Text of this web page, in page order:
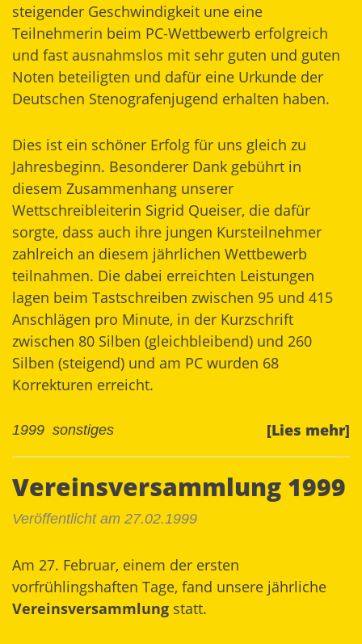
steigender Geschwindigkeit une eine
Teilnehmerin beim PC-Wettbewerb erfolgreich
und fast ausnahmslos mit sehr guten und guten
Noten beteiligten und dafür eine Urkunde der
Deutschen Stenografenjugend erhalten haben.
Dies ist ein schöner Erfolg für uns gleich zu
Jahresbeginn. Besonderer Dank gebührt in
diesem Zusammenhang unserer
Wettschreibleiterin Sigrid Queiser, die dafür
sorgte, dass auch ihre jungen Kursteilnehmer
zahlreich an diesem jährlichen Wettbewerb
teilnahmen. Die dabei erreichten Leistungen
lagen beim Tastschreiben zwischen 95 und 415
Anschlägen pro Minute, in der Kurzschrift
zwischen 80 Silben (gleichbleibend) und 260
Silben (steigend) und am PC wurden 68
Korrekturen erreicht.
[Lies mehr]
1999 sonstiges
Vereinsversammlung 1999
Veröffentlicht am 27.02.1999
Am 27. Februar, einem der ersten
vorfrühlingshaften Tage, fand unsere jährliche
Vereinsversammlung statt.